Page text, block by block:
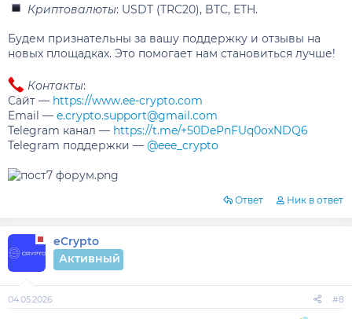
Криптовалюты: USDT (TRC20), BTC, ETH.
Будем признательны за вашу поддержку и отзывы на
новых площадках. Это помогает нам становиться лучше!
Контакты:
Сайт — https://www.ee-crypto.com
Email — e.crypto.support@gmail.com
Telegram канал — https://t.me/+50DePnFUq0oxNDQ6
Telegram поддержки — @eee_crypto
Ответ Ник в ответ
eCrypto
Активный
04.05.2026 #8